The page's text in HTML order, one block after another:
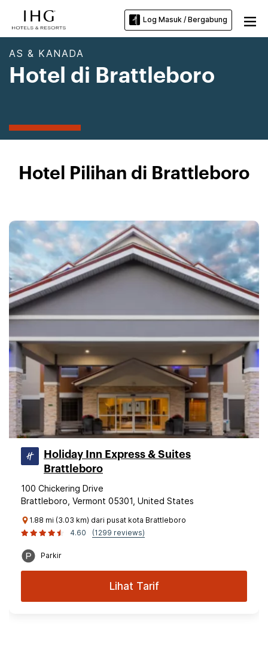
Log Masuk / Bergabung
AS & KANADA
Hotel di Brattleboro
Hotel Pilihan di Brattleboro
Holiday Inn Express & Suites
Brattleboro
100 Chickering Drive
Brattleboro, Vermont 05301, United States
1.88 mi (3.03 km) dari pusat kota Brattleboro
4.60
(1299 reviews)
Parkir
Lihat Tarif